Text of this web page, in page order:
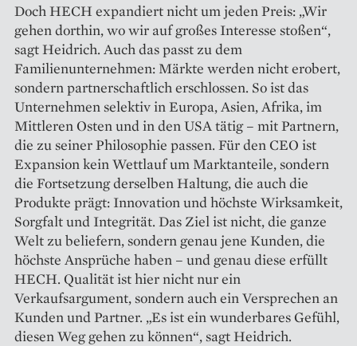
Doch HECH expandiert nicht um jeden Preis: „Wir
gehen dorthin, wo wir auf großes Interesse stoßen“,
sagt Heidrich. Auch das passt zu dem
Familienunternehmen: Märkte werden nicht erobert,
sondern partnerschaftlich erschlossen. So ist das
Unternehmen selektiv in Europa, Asien, Afrika, im
Mittleren Osten und in den USA tätig – mit Partnern,
die zu seiner Philosophie passen. Für den CEO ist
Expansion kein Wettlauf um Marktanteile, sondern
die Fortsetzung derselben Haltung, die auch die
Produkte prägt: Innovation und höchste Wirksamkeit,
Sorgfalt und Integrität. Das Ziel ist nicht, die ganze
Welt zu beliefern, sondern genau jene Kunden, die
höchste Ansprüche haben – und genau diese erfüllt
HECH. Qualität ist hier nicht nur ein
Verkaufsargument, sondern auch ein Versprechen an
Kunden und Partner. „Es ist ein wunderbares Gefühl,
diesen Weg gehen zu können“, sagt Heidrich.